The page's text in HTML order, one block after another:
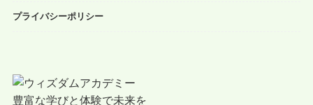
プライバシーポリシー